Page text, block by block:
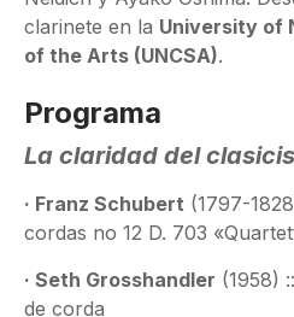
clarinete en la University of
of the Arts (UNCSA).
Programa
La claridad del
· Franz Schubert (1797-
cordas no 12 D. 703
· Seth Grosshandler (1958)
de corda